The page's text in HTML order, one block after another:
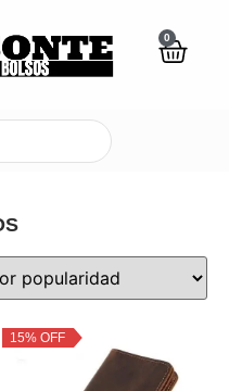
0
15% OFF